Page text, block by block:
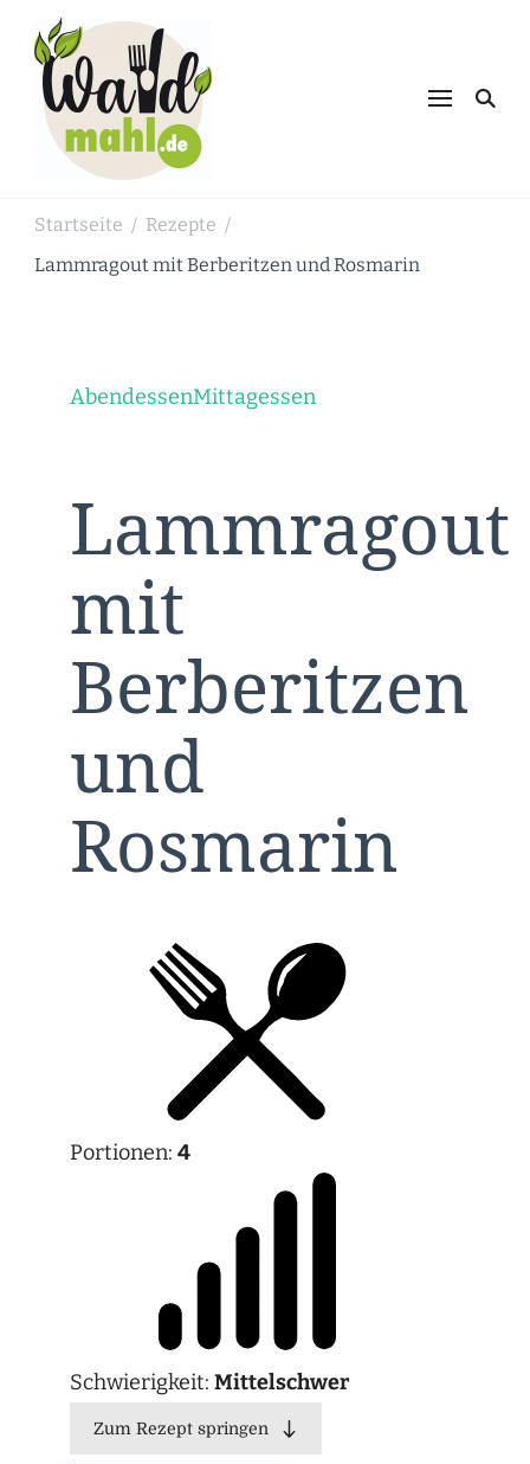
Schnabulieren, was die Natur einem
Startseite / Rezepte /
Lammragout mit Berberitzen und Rosmarin
AbendessenMittagessen
Lammragout
mit
Berberitzen
und
Rosmarin
Portionen: 4
Schwierigkeit: Mittelschwer
Zum Rezept springen